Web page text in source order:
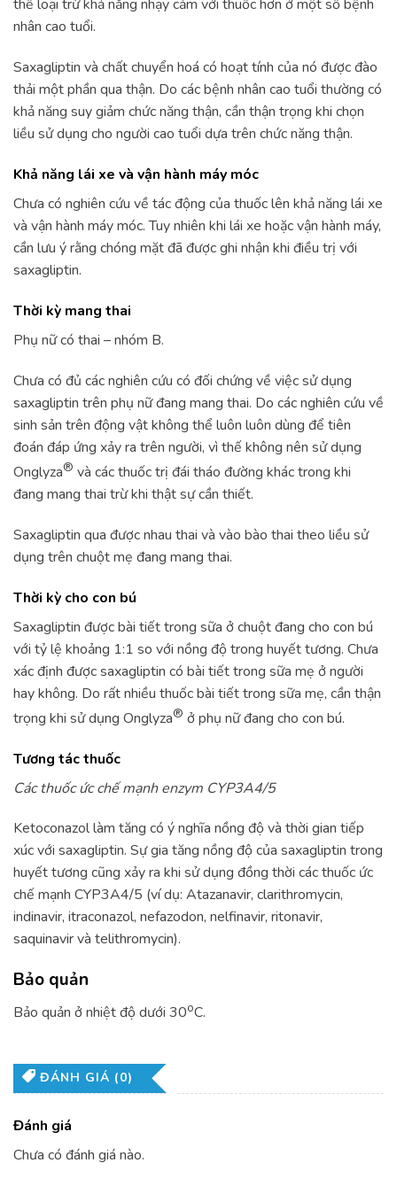
thể loại trừ khả năng nhạy cảm với thuốc hơn ở một số bệnh
nhân cao tuổi.
Saxagliptin và chất chuyển hoá có hoạt tính của nó được đào
thải một phần qua thận. Do các bệnh nhân cao tuổi thường có
khả năng suy giảm chức năng thận, cần thận trọng khi chọn
liều sử dụng cho người cao tuổi dựa trên chức năng thận.
Khả năng lái xe và vận hành máy móc
Chưa có nghiên cứu về tác động của thuốc lên khả năng lái xe
và vận hành máy móc. Tuy nhiên khi lái xe hoặc vận hành máy,
cần lưu ý rằng chóng mặt đã được ghi nhận khi điều trị với
saxagliptin.
Thời kỳ mang thai
Phụ nữ có thai – nhóm B.
Chưa có đủ các nghiên cứu có đối chứng về việc sử dụng
saxagliptin trên phụ nữ đang mang thai. Do các nghiên cứu về
sinh sản trên động vật không thể luôn luôn dùng để tiên
đoán đáp ứng xảy ra trên người, vì thế không nên sử dụng
Onglyza® và các thuốc trị đái tháo đường khác trong khi
đang mang thai trừ khi thật sự cần thiết.
Saxagliptin qua được nhau thai và vào bào thai theo liều sử
dụng trên chuột mẹ đang mang thai.
Thời kỳ cho con bú
Saxagliptin được bài tiết trong sữa ở chuột đang cho con bú
với tỷ lệ khoảng 1:1 so với nồng độ trong huyết tương. Chưa
xác định được saxagliptin có bài tiết trong sữa mẹ ở người
hay không. Do rất nhiều thuốc bài tiết trong sữa mẹ, cần thận
trọng khi sử dụng Onglyza® ở phụ nữ đang cho con bú.
Tương tác thuốc
Các thuốc ức chế mạnh enzym CYP3A4/5
Ketoconazol làm tăng có ý nghĩa nồng độ và thời gian tiếp
xúc với saxagliptin. Sự gia tăng nồng độ của saxagliptin trong
huyết tương cũng xảy ra khi sử dụng đồng thời các thuốc ức
chế mạnh CYP3A4/5 (ví dụ: Atazanavir, clarithromycin,
indinavir, itraconazol, nefazodon, nelfinavir, ritonavir,
saquinavir và telithromycin).
Bảo quản
Bảo quản ở nhiệt độ dưới 30oC.
ĐÁNH GIÁ (0)
Đánh giá
Chưa có đánh giá nào.